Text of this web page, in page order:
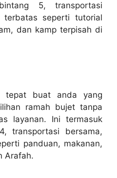
5, transportasi
seperti tutorial
dan kamp terpisah di
tepat buat anda yang
ramah bujet tanpa
layanan. Ini termasuk
transportasi bersama,
panduan, makanan,
Arafah.